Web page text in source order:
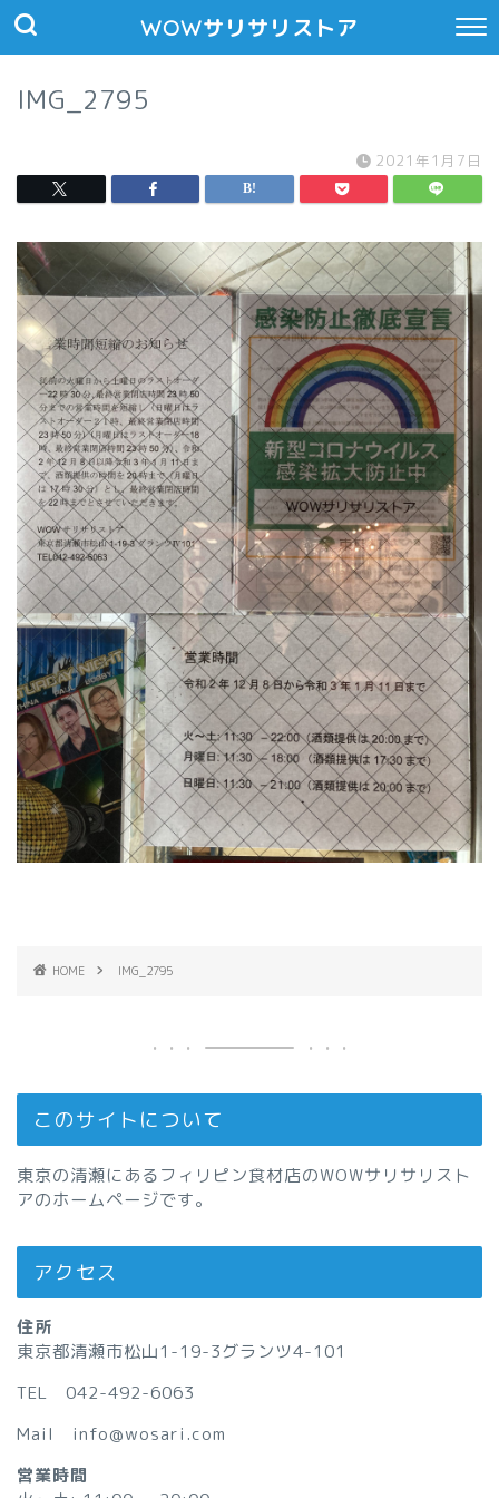
WOWサリサリストア
IMG_2795
2021年1月7日
HOME IMG_2795
このサイトについて
東京の清瀬にあるフィリピン食材店のWOWサリサリスト
アのホームページです。
アクセス
住所
東京都清瀬市松山1-19-3グランツ4-101
TEL 042-492-6063
Mail info@wosari.com
営業時間